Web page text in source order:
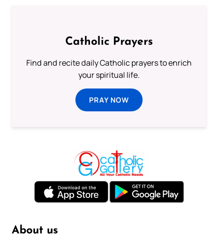
Catholic Prayers
Find and recite daily Catholic prayers to enrich
your spiritual life.
PRAY NOW
About us